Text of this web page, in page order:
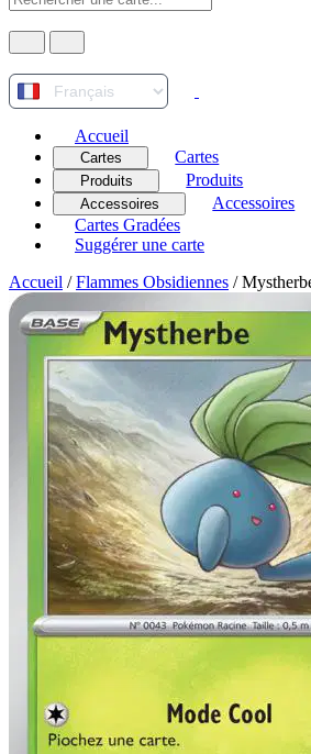
Accueil
Cartes Cartes
Produits Produits
Accessoires
Accessoires
Cartes Gradées
Suggérer une carte
Accueil / Flammes Obsidiennes /